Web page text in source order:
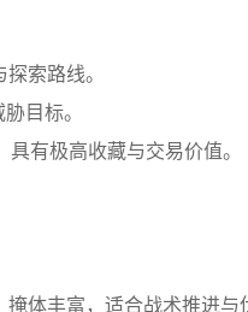
索路线。
目标。
有极高收藏与交易价值。
体丰富，适合战术推进与